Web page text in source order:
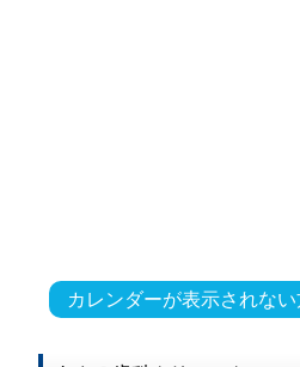
カレンダーが表示されな